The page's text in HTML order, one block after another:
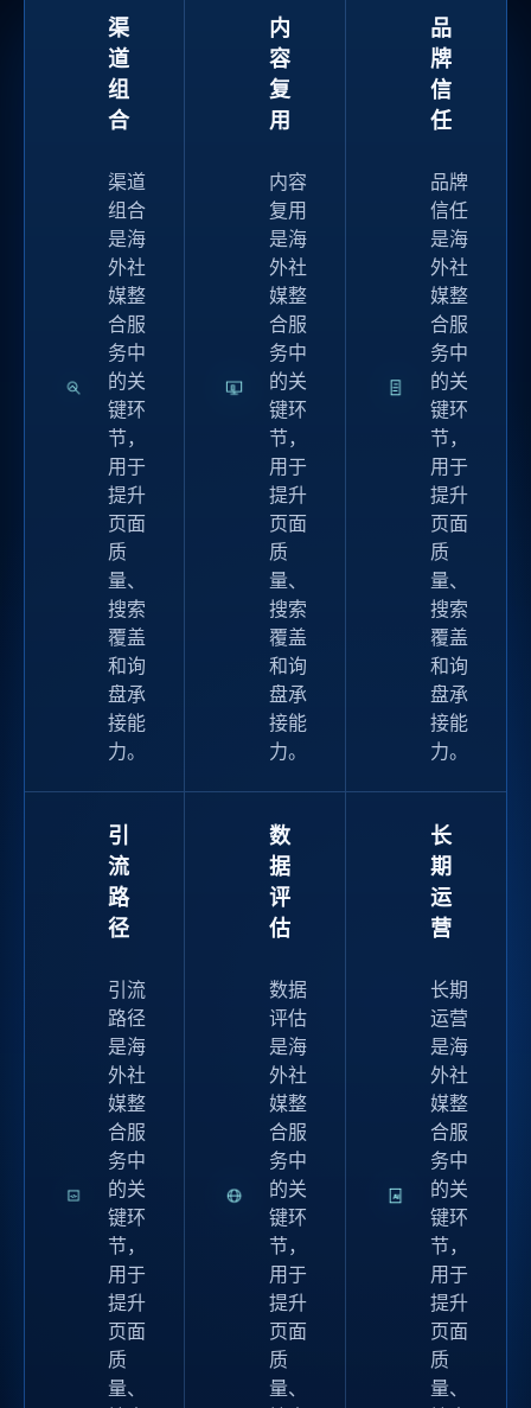
渠
道
组
合
渠道
组合
是海
外社
媒整
合服
务中
的关
键环
节，
用于
提升
页面
质
量、
搜索
覆盖
和询
盘承
接能
力。
内
容
复
用
内容
复用
是海
外社
媒整
合服
务中
的关
键环
节，
用于
提升
页面
质
量、
搜索
覆盖
和询
盘承
接能
力。
品
牌
信
任
品牌
信任
是海
外社
媒整
合服
务中
的关
键环
节，
用于
提升
页面
质
量、
搜索
覆盖
和询
盘承
接能
力。
引
流
路
径
引流
路径
是海
外社
媒整
合服
务中
的关
键环
节，
用于
提升
页面
质
量、
数
据
评
估
数据
评估
是海
外社
媒整
合服
务中
的关
键环
节，
用于
提升
页面
质
量、
长
期
运
营
长期
运营
是海
外社
媒整
合服
务中
的关
键环
节，
用于
提升
页面
质
量、